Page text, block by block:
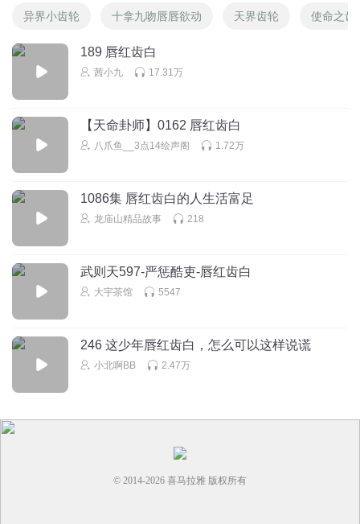
异界小齿轮 十拿九吻唇唇欲动 天界齿轮 使命之齿
189 唇红齿白
茜小九 17.31万
【天命卦师】0162 唇红齿白
八爪鱼__3点14绘声阁 1.72万
1086集 唇红齿白的人生活富足
龙庙山精品故事 218
武则天597-严惩酷吏-唇红齿白
大宇茶馆 5547
246 这少年唇红齿白，怎么可以这样说谎
小北啊BB 2.47万
© 2014-2026 喜马拉雅 版权所有